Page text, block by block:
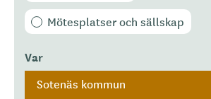
Mötesplatser och sällskap
Var
Sotenäs kommun